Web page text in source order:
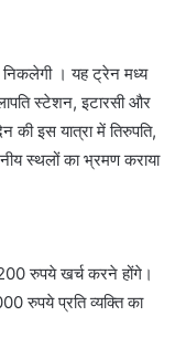
निकलेगी । यह ट्रेन मध्य
स्टेशन, इटारसी और
इस यात्रा में तिरुपति,
स्थलों का भ्रमण कराया
रुपये खर्च करने होंगे।
रुपये प्रति व्यक्ति का